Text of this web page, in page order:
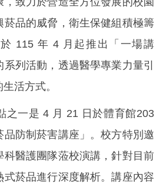
菸品的威脅，衛生保健組積極籌
115 年 4 月起推出「一場講
列活動，透過醫學專業力量引
活方式。
一是 4 月 21 日於體育館203
品防制菸害講座」。校方特別邀
科醫護團隊蒞校演講，針對目前
式菸品進行深度解析。講座內容